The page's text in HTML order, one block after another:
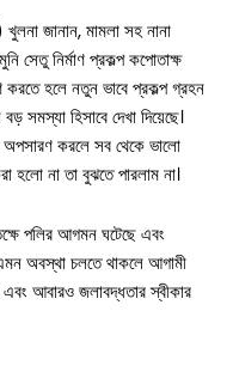
জানান, মামলা সহ নানা
সেতু নির্মাণ প্রকল্প কপোতাক্ষ
হলে নতুন ভাবে প্রকল্প গ্রহন
সমস্যা হিসাবে দেখা দিয়েছে।
করলে সব থেকে ভালো
না তা বুঝতে পারলাম না।
পলির আগমন ঘটেছে এবং
অবস্থা চলতে থাকলে আগামী
এবং আবারও জলাবদ্ধতার স্বীকার